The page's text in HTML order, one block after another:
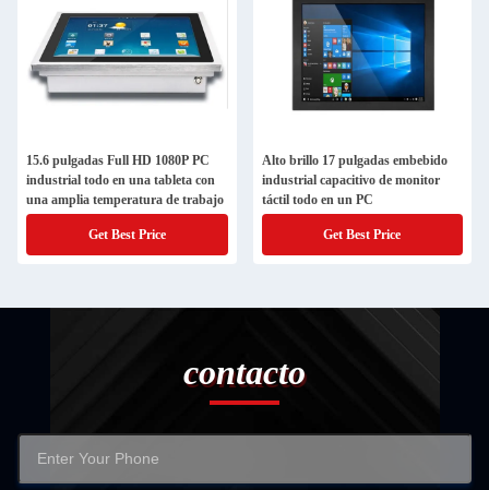
15.6 pulgadas Full HD 1080P PC
industrial todo en una tableta con
una amplia temperatura de trabajo
Get Best Price
Alto brillo 17 pulgadas embebido
industrial capacitivo de monitor
táctil todo en un PC
Get Best Price
contacto